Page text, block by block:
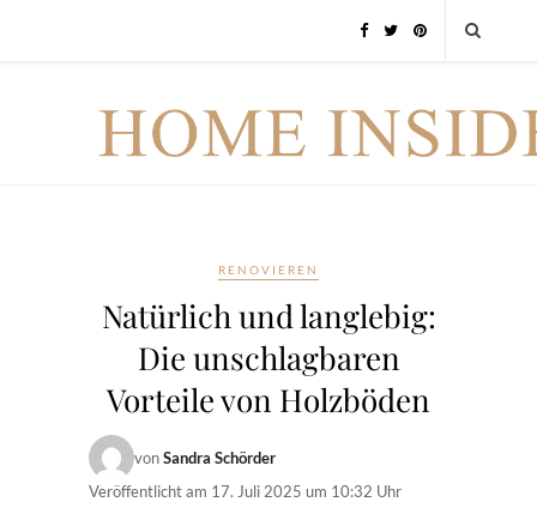
RENOVIEREN
Natürlich und langlebig:
Die unschlagbaren
Vorteile von Holzböden
vonSandra Schörder
Veröffentlicht am 17. Juli 2025 um 10:32 Uhr